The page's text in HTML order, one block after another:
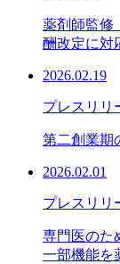
薬剤師監修
酬改定に対
2026.02.19
プレスリリ
第二創業期
2026.02.01
プレスリリ
専門医のた
一部機能を